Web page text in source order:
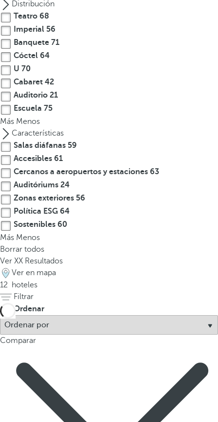
Distribución
Teatro 68
Imperial 56
Banquete 71
Cóctel 64
U 70
Cabaret 42
Auditorio 21
Escuela 75
Más Menos
Características
Salas diáfanas 59
Accesibles 61
Cercanos a aeropuertos y estaciones 63
Auditóriums 24
Zonas exteriores 56
Política ESG 64
Sostenibles 60
Más Menos
Borrar todos
Ver XX Resultados
Ver en mapa
12
hoteles
Filtrar
Ordenar
Comparar